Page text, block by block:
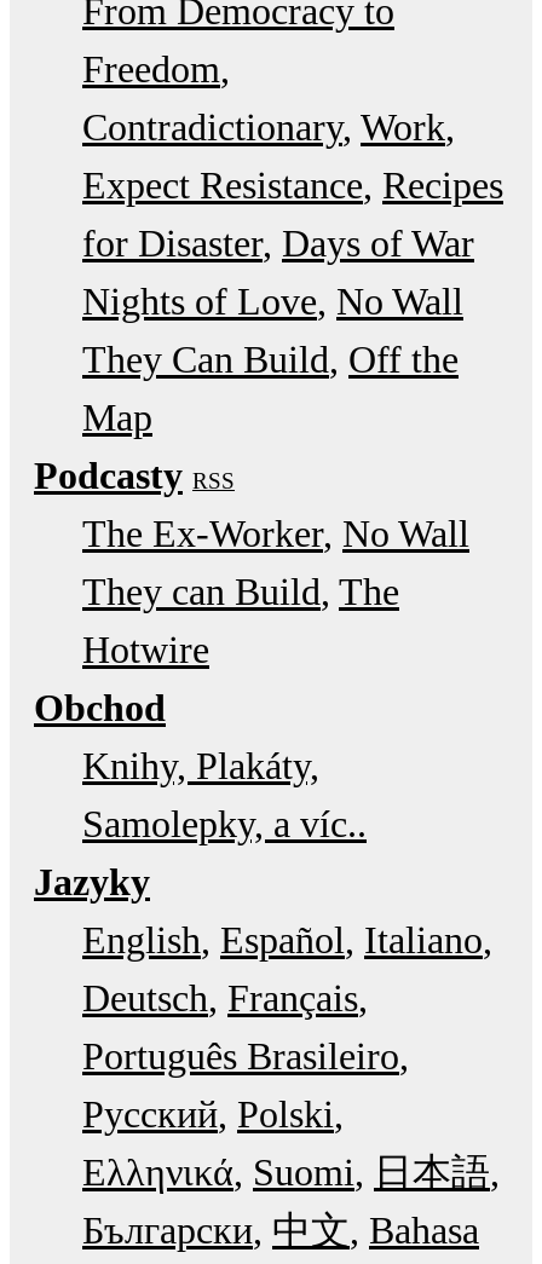
From Democracy to
Freedom
Contradictionary Work
Expect Resistance Recipes
for Disaster Days of War
Nights of Love No Wall
They Can Build Off the
Map
Podcasty RSS
The Ex-Worker No Wall
They can Build The
Hotwire
Obchod
Knihy, Plakáty,
Samolepky, a víc..
Jazyky
English Español Italiano
Deutsch Français
Português Brasileiro
Русский Polski
Ελληνικά Suomi
日本語
Български 中文 Bahasa